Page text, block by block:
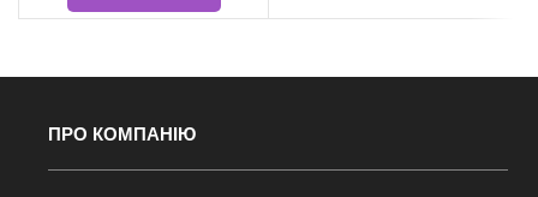
ПРО КОМПАНІЮ